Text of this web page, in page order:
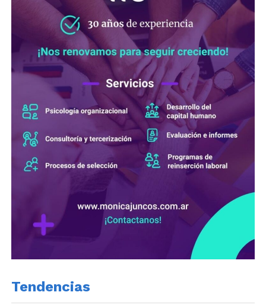
Tendencias